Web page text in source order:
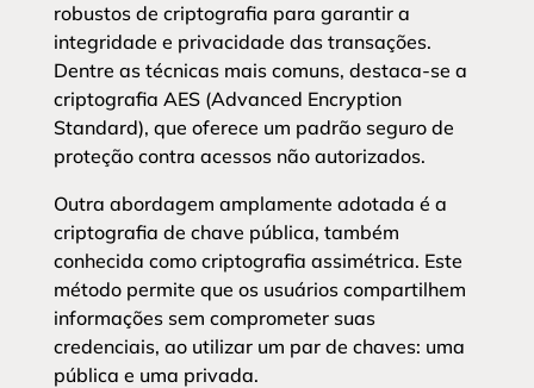
robustos de criptografia para garantir a
integridade e privacidade das transações.
Dentre as técnicas mais comuns, destaca-se a
criptografia AES (Advanced Encryption
Standard), que oferece um padrão seguro de
proteção contra acessos não autorizados.
Outra abordagem amplamente adotada é a
criptografia de chave pública, também
conhecida como criptografia assimétrica. Este
método permite que os usuários compartilhem
informações sem comprometer suas
credenciais, ao utilizar um par de chaves: uma
pública e uma privada.